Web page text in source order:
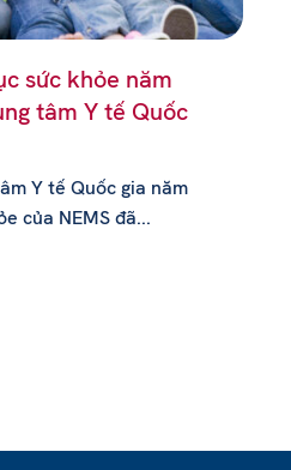
sức khỏe năm
tâm Y tế Quốc
Y tế Quốc gia năm
của NEMS đã...